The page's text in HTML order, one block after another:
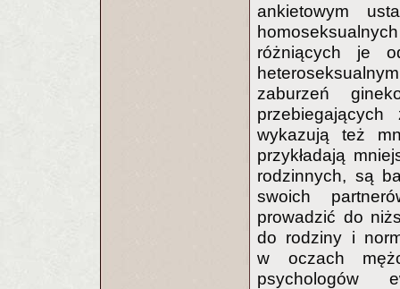
ankietowym
różniących je
zaburzeń
wykazują też
przykładają
rodzinnych, są
swoich
prowadzić do
do rodziny i
w oczach
psychologów